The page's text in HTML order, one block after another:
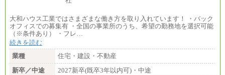
大和ハウス工業ではさまざまな働き方を取り入れています！ ・バック
オフィスでの募集有 ・全国の事業所のうち、希望の勤務地を選択可能
（※条件あり） ・フレ…
続きを読む
業種
住宅・建設・不動産
新卒／中途
2027新卒(既卒3年以内可)・中途